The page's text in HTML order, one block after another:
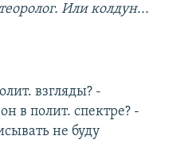
Или колдун...
взгляды? -
в полит. спектре? -
не буду